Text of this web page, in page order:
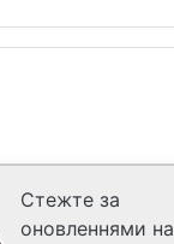
Стежте за
оновленнями на